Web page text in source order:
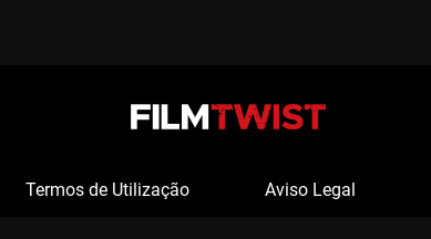
Termos de Utilização Aviso Legal